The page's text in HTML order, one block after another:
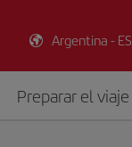
Argentina - ES
Preparar el viaje